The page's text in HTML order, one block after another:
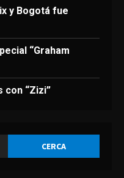
2026
ya enamora a
del Al-Hilal
2026
y Bogotá fue
“Graham
con “Zizi”